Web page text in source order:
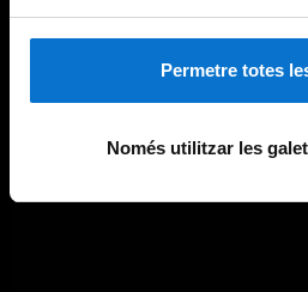
Permetre totes
Només utilitzar les